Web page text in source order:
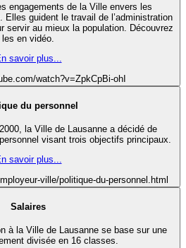
engagements de la Ville envers les
Elles guident le travail de l’administration
servir au mieux la population. Découvrez
les en vidéo.
savoir plus...
watch?v=ZpkCpBi-ohI
du personnel
la Ville de Lausanne a décidé de
visant trois objectifs principaux.
savoir plus...
ville/politique-du-personnel.html
Salaires
à la Ville de Lausanne se base sur une
divisée en 16 classes.